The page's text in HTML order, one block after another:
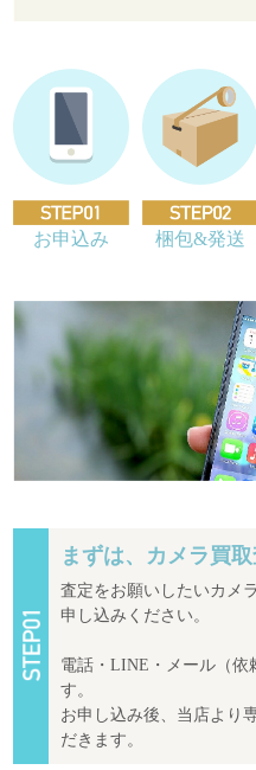
お申込み 梱包&発送
まずは、カメラ買
査定をお願いしたいカメ
申し込みください。
電話・LINE・メール（依
す。
お申し込み後、当店より
だきます。